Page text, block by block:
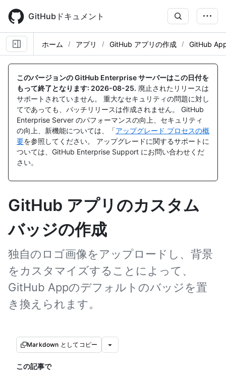
main
content
GitHubドキュメント
ホーム アプリ GitHub アプリの作成 GitHub
このバージョンの GitHub Enterprise サーバーはこの日付を
もって終了となります: 2026-08-25. 廃止されたリリースは
サポートされていません。 重大なセキュリティの問題に対し
てであっても、パッチリリースは作成されません。 GitHub
Enterprise Server のパフォーマンスの向上、セキュリティ
の向上、新機能については、「アップグレード プロセスの概
要を参照してください。 アップグレードに関するサポートに
ついては、GitHub Enterprise Support にお問い合わせくだ
さい。
GitHub アプリのカスタム
バッジの作成
独自のロゴ画像をアップロードし、背景
をカスタマイズすることによって、
GitHub Appのデフォルトのバッジを置
き換えられます。
Markdown としてコピー
この記事で